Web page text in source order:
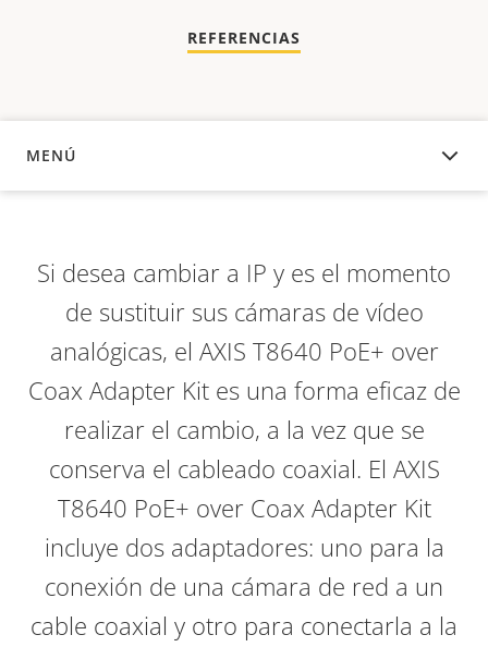
REFERENCIAS
MENÚ
DESCRIPCIÓN
Si desea cambiar a IP y es el momento
de sustituir sus cámaras de vídeo
analógicas, el AXIS T8640 PoE+ over
Coax Adapter Kit es una forma eficaz de
realizar el cambio, a la vez que se
conserva el cableado coaxial. El AXIS
T8640 PoE+ over Coax Adapter Kit
incluye dos adaptadores: uno para la
conexión de una cámara de red a un
cable coaxial y otro para conectarla a la